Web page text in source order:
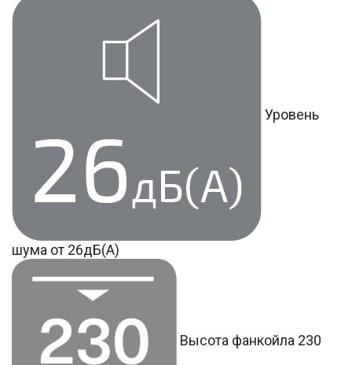
Уровень
шума от 26дБ(А)
Высота фанкойла 230